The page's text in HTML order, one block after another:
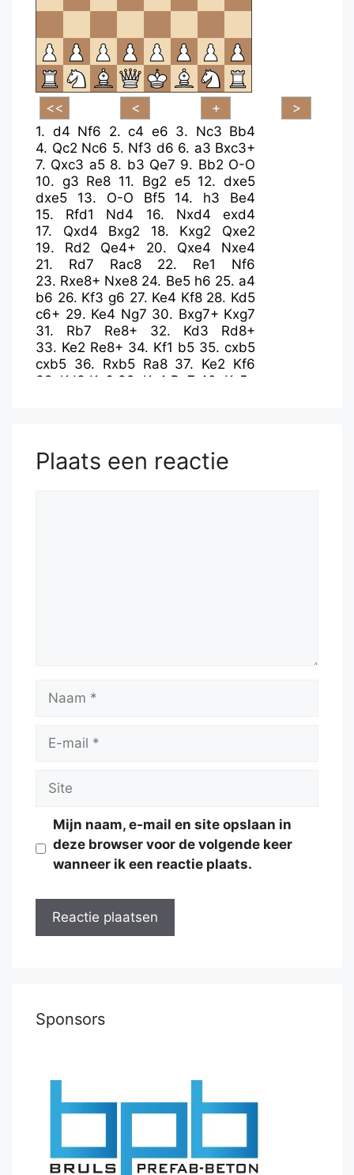
1. d4 Nf6 2. c4 e6 3. Nc3 Bb4
4. Qc2 Nc6 5. Nf3 d6 6. a3 Bxc3+
7. Qxc3 a5 8. b3 Qe7 9. Bb2 O-O
10. g3 Re8 11. Bg2 e5 12.dxe5
dxe5
13. O-O Bf5 14. h3
Be4
15. Rfd1 Nd4 16. Nxd4
exd4
17. Qxd4 Bxg2 18. Kxg2
Qxe2
19. Rd2 Qe4+ 20. Qxe4
Nxe4
21. Rd7 Rac8 22. Re1
Nf6
23. Rxe8+ Nxe8 24. Be5 h6 25. a4
b6 26. Kf3 g6 27. Ke4 Kf8 28. Kd5
c6+ 29. Ke4 Ng7 30. Bxg7+ Kxg7
31. Rb7 Re8+ 32. Kd3
Rd8+
33. Ke2 Re8+ 34. Kf1 b5 35. cxb5
cxb5 36. Rxb5 Ra8 37. Ke2 Kf6
38. Kd3 Ke6 39. Kc4 Ra7 40. Kc5
Plaats een reactie
Naam
Site
Mijn naam, e-mail en site opslaan in
deze browser voor de volgende keer
wanneer ik een reactie plaats.
Sponsors